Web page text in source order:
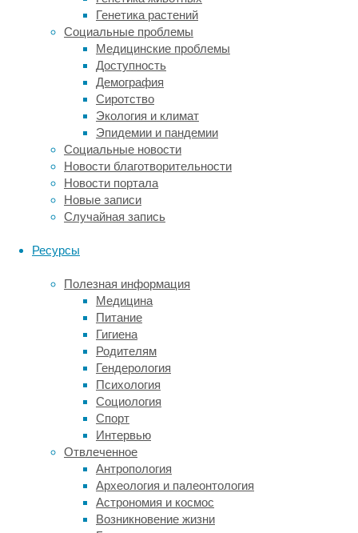
Генетика растений
Социальные проблемы
Медицинские проблемы
Доступность
Демография
Сиротство
Экология и климат
Эпидемии и пандемии
Социальные новости
Новости благотворительности
Новости портала
Новые записи
Случайная запись
Ресурсы
Полезная информация
Медицина
Питание
Гигиена
Родителям
Гендерология
Психология
Социология
Спорт
Интервью
Отвлеченное
Антропология
Археология и палеонтология
Астрономия и космос
Возникновение жизни
хозяйства.
После
уничтожения
деревьев,
мнению
большинства
ученых,
почва
становилась
все
беднее,
урожаи
люди
отчего
начали
воевать
между
собой.
численность
населения
предсказуемо
сократилась
в
несколько
Когда